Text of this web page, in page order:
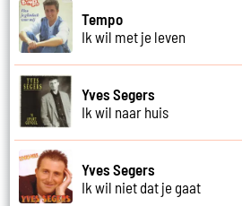
Tempo
Ik wil met je leven
Yves Segers
Ik wil naar huis
Yves Segers
Ik wil niet dat je gaat